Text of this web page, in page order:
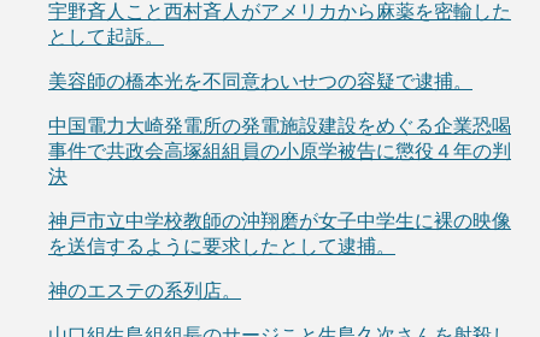
宇野斉人こと西村斉人がアメリカから麻薬を密輸した
として起訴。
美容師の橋本光を不同意わいせつの容疑で逮捕。
中国電力大崎発電所の発電施設建設をめぐる企業恐喝
事件で共政会高塚組組員の小原学被告に懲役４年の判
決
神戸市立中学校教師の沖翔磨が女子中学生に裸の映像
を送信するように要求したとして逮捕。
神のエステの系列店。